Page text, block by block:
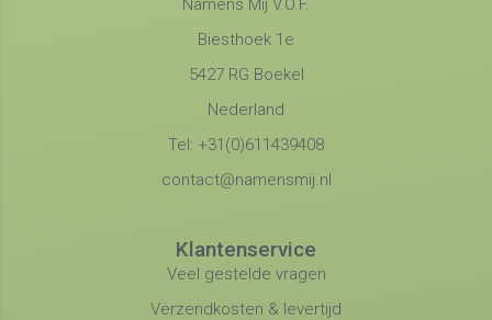
Namens Mij V.O.F.
Biesthoek 1e
5427 RG Boekel
Nederland
Tel: +31(0)611439408
contact@namensmij.nl
Klantenservice
Veel gestelde vragen
Verzendkosten & levertijd